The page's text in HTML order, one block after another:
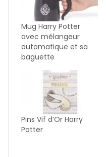
Mug Harry Potter
avec mélangeur
automatique et sa
baguette
Pins Vif d’Or Harry
Potter